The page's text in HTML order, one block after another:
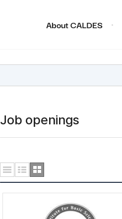
About CALDES
Job openings